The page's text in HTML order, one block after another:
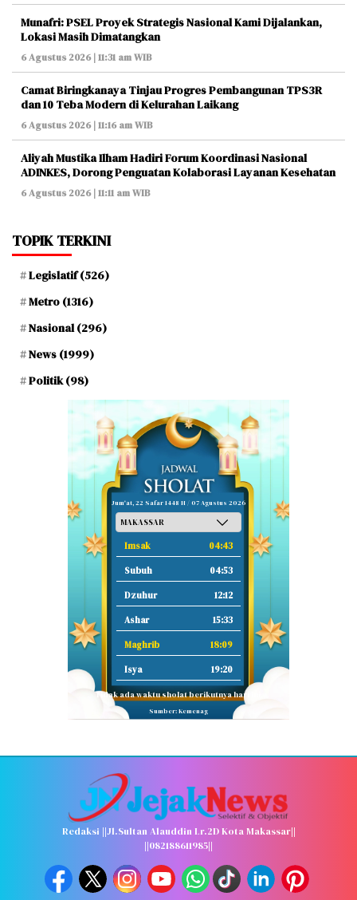
Munafri: PSEL Proyek Strategis Nasional Kami Dijalankan,
Lokasi Masih Dimatangkan
6 Agustus 2026 | 11:31 am WIB
Camat Biringkanaya Tinjau Progres Pembangunan TPS3R
dan 10 Teba Modern di Kelurahan Laikang
6 Agustus 2026 | 11:16 am WIB
Aliyah Mustika Ilham Hadiri Forum Koordinasi Nasional
ADINKES, Dorong Penguatan Kolaborasi Layanan Kesehatan
6 Agustus 2026 | 11:11 am WIB
TOPIK TERKINI
Legislatif(526)
Metro (1316)
Nasional(296)
News (1999)
Politik(98)
Jum'at, 22 Safar 1448 H / 07 Agustus 2026
Imsak 04:43
Subuh 04:53
Dzuhur 12:12
Ashar 15:33
Maghrib 18:09
Isya 19:20
Tidak ada waktu sholat berikutnya hari ini.
Sumber: Kemenag
Redaksi ||Jl.Sultan Alauddin Lr.2D Kota Makassar||
||082188611985||